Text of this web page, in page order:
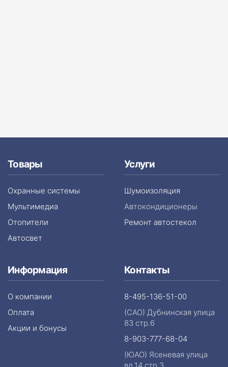
Товары
Охранные системы
Мультимедиа
Отопители
Автосвет
Услуги
Шумоизоляция
Автокондиционеры
Ремонт автостекол
Информация
О компании
Оплата
Акции и бонусы
Контакты
8-495-136-51-00
(САО) Дубнинская улица
83 стр.6
8-903-777-68-04
(ЮАО) Ясеневая улица